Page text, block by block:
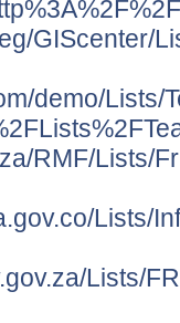
GIScenter/
demo/Lists/
RMF/Lists/
Lists/
Lists/